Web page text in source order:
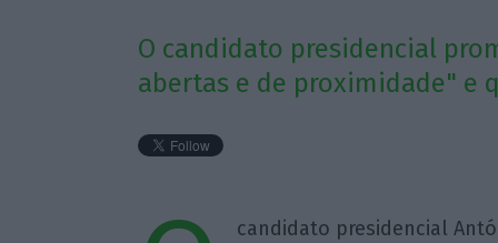
O candidato presidencial
abertas e de proximidade" e
candidato presidencial